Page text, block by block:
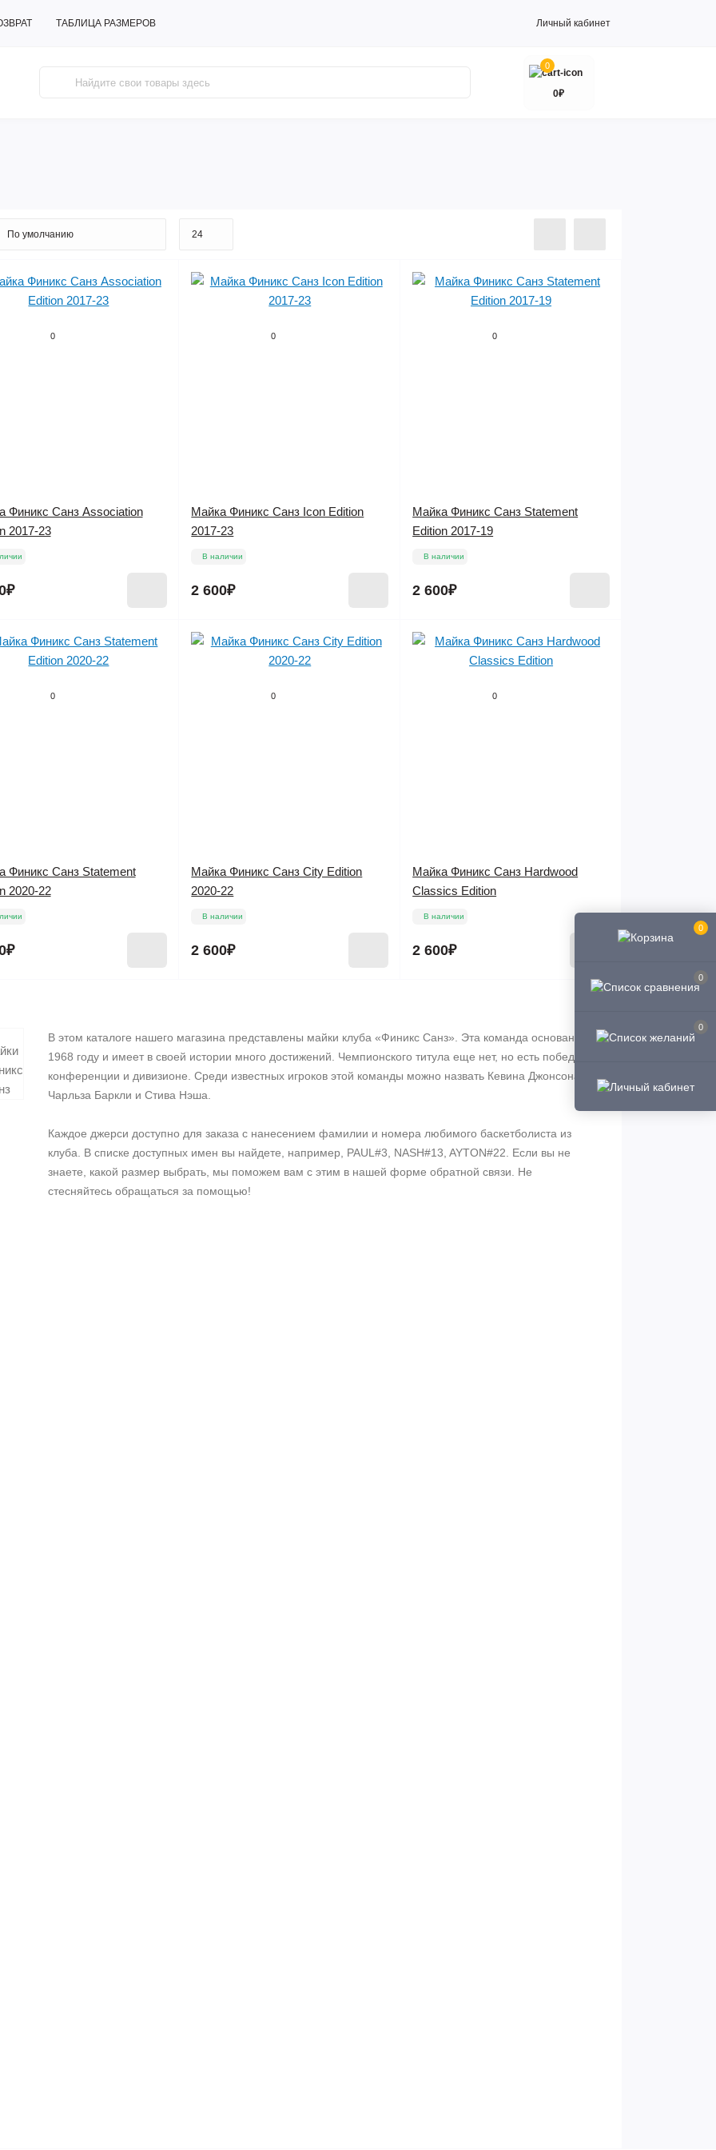
0
0
0
ТАБЛИЦА РАЗМЕРОВ Личный кабинет
0
0₽
0
Финикс Санз Association
2017-23
0
Майка Финикс Санз Icon Edition
2017-23
В наличии
2 600₽
0
Майка Финикс Санз Statement
Edition 2017-19
В наличии
2 600₽
0
Финикс Санз Statement
2020-22
0
Майка Финикс Санз City Edition
2020-22
В наличии
2 600₽
0
Майка Финикс Санз Hardwood
Classics Edition
В наличии
2 600₽
В этом каталоге нашего магазина представлены майки клуба «Финикс Санз». Эта команда основана в
1968 году и имеет в своей истории много достижений. Чемпионского титула еще нет, но есть победы в
конференции и дивизионе. Среди известных игроков этой команды можно назвать Кевина Джонсона,
Чарльза Баркли и Стива Нэша.
Каждое джерси доступно для заказа с нанесением фамилии и номера любимого баскетболиста из
клуба. В списке доступных имен вы найдете, например, PAUL#3, NASH#13, AYTON#22. Если вы не
знаете, какой размер выбрать, мы поможем вам с этим в нашей форме обратной связи. Не
стесняйтесь обращаться за помощью!